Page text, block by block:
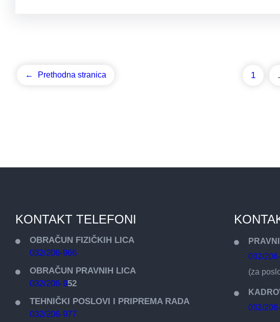
← Prethodna stranica 1
KONTAKT TELEFONI
OBRAČUN FIZIČKIH LICA
032/206-966
OBRAČUN PRAVNIH LICA
032/206-952
TEHNIČKI POSLOVI I PRIPREMA RADA
032/206-977
032/
(za
032/